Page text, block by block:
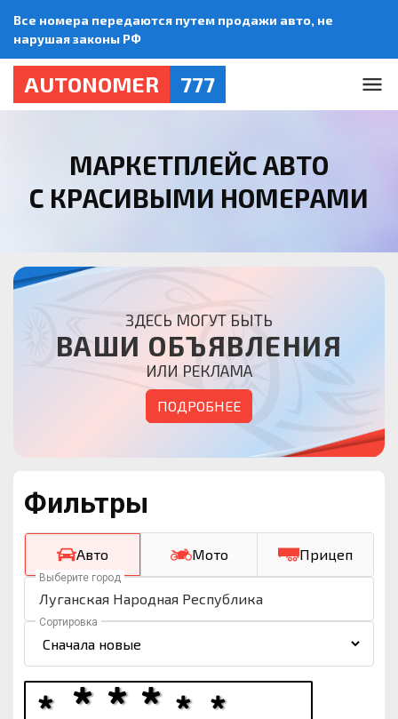
Все номера передаются путем продажи авто, не
нарушая законы РФ
AUTONOMER 777
МАРКЕТПЛЕЙС АВТО
С КРАСИВЫМИ НОМЕРАМИ
ЗДЕСЬ МОГУТ БЫТЬ
ВАШИ ОБЪЯВЛЕНИЯ
ИЛИ РЕКЛАМА
ПОДРОБНЕЕ
Фильтры
Авто Мото Прицеп
Выберите город
Луганская Народная Республика
Сортировка